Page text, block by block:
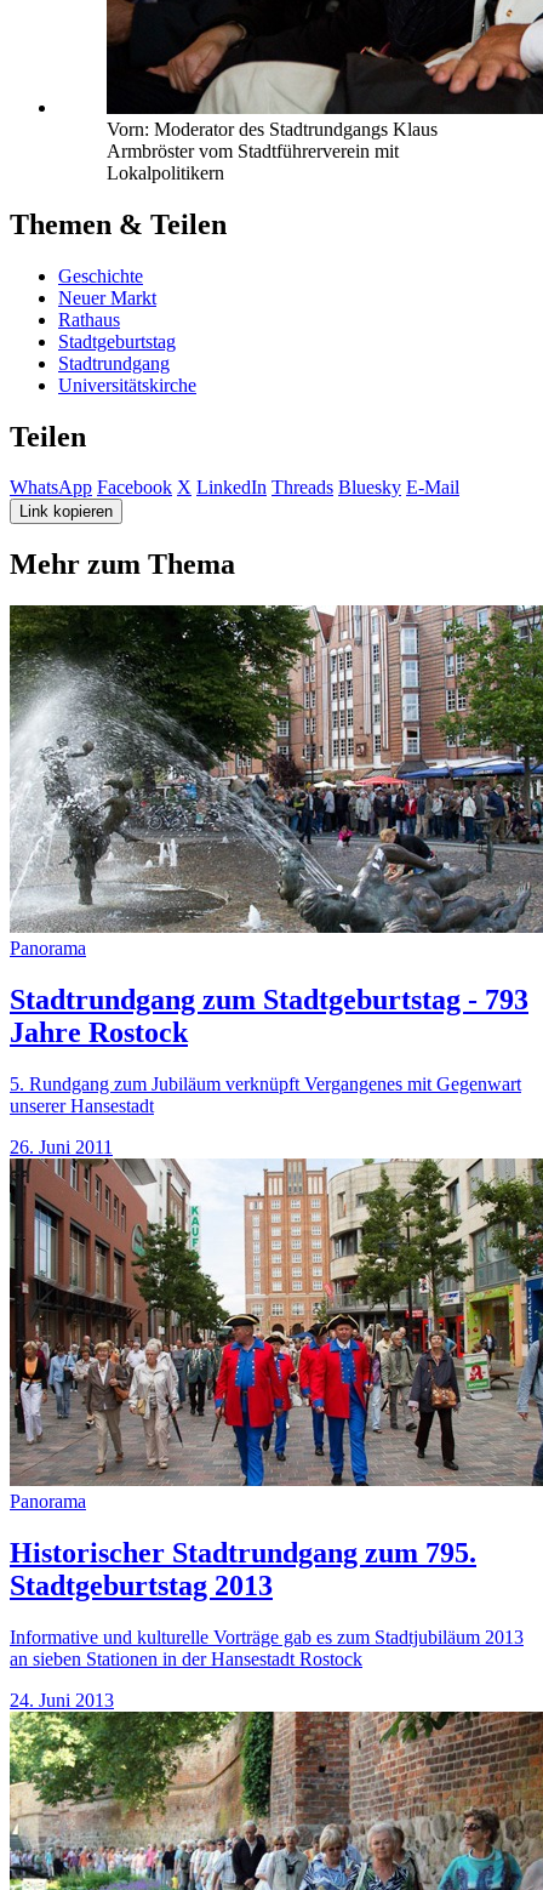
Vorn: Moderator des Stadtrundgangs Klaus
Armbröster vom Stadtführerverein mit
Lokalpolitikern
Themen & Teilen
Geschichte
Neuer Markt
Rathaus
Stadtgeburtstag
Stadtrundgang
Universitätskirche
Teilen
WhatsApp Facebook X LinkedIn Threads Bluesky E-Mail
Link kopieren
Mehr zum Thema
Panorama
Stadtrundgang zum Stadtgeburtstag - 793
Jahre Rostock
5. Rundgang zum Jubiläum verknüpft Vergangenes mit Gegenwart
unserer Hansestadt
26. Juni 2011
Panorama
Historischer Stadtrundgang zum 795.
Stadtgeburtstag 2013
Informative und kulturelle Vorträge gab es zum Stadtjubiläum 2013
an sieben Stationen in der Hansestadt Rostock
24. Juni 2013